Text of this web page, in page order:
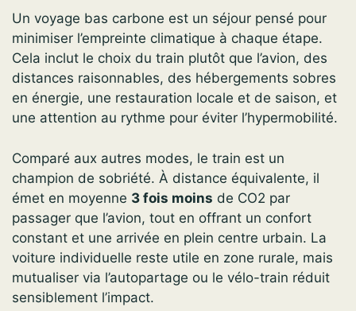
Un voyage bas carbone est un séjour pensé pour
minimiser l’empreinte climatique à chaque étape.
Cela inclut le choix du train plutôt que l’avion, des
distances raisonnables, des hébergements sobres
en énergie, une restauration locale et de saison, et
une attention au rythme pour éviter l’hypermobilité.
Comparé aux autres modes, le train est un
champion de sobriété. À distance équivalente, il
émet en moyenne 3 fois moins de CO2 par
passager que l’avion, tout en offrant un confort
constant et une arrivée en plein centre urbain. La
voiture individuelle reste utile en zone rurale, mais
mutualiser via l’autopartage ou le vélo-train réduit
sensiblement l’impact.